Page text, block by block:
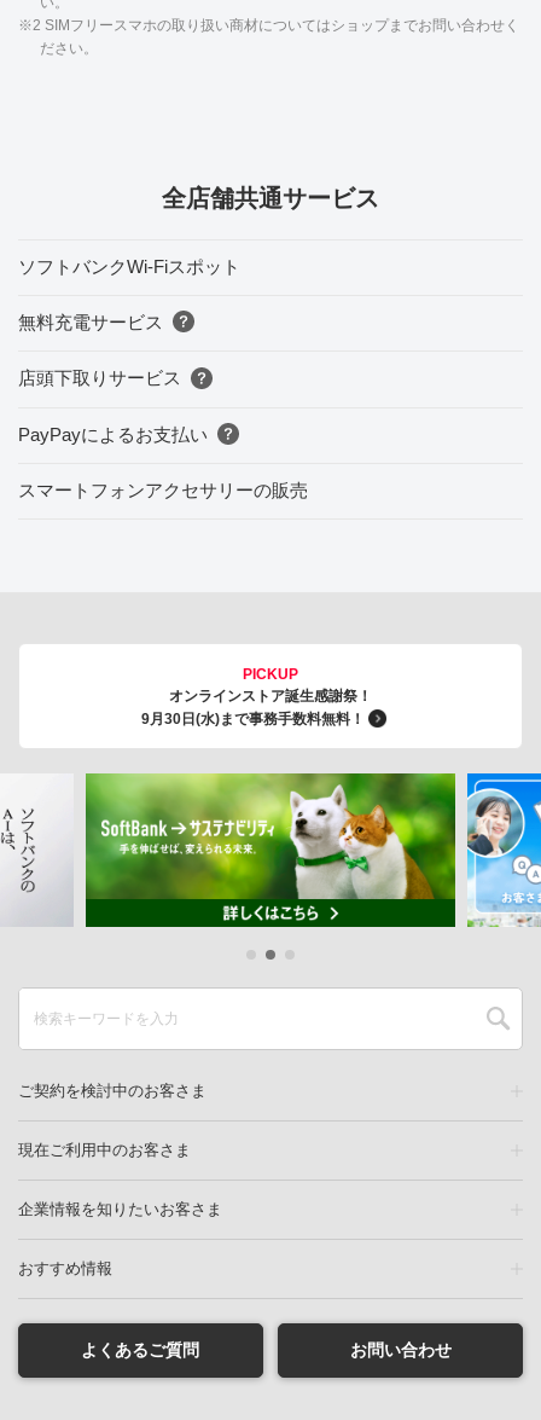
※2 SIMフリースマホの取り扱い商材についてはショップまでお問い合わせく
ださい。
全店舗共通サービス
ソフトバンクWi-Fiスポット
無料充電サービス
店頭下取りサービス
PayPayによるお支払い
スマートフォンアクセサリーの販売
PICKUP
オンラインストア誕生感謝祭！
9月30日(水)まで事務手数料無料！
ご契約を検討中のお客さま
現在ご利用中のお客さま
企業情報を知りたいお客さま
おすすめ情報
よくあるご質問 お問い合わせ